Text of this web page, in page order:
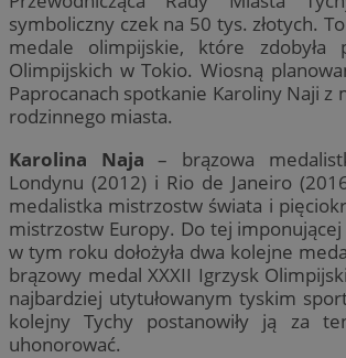
symboliczny czek na 50 tys. złotych.
medale olimpijskie, które zdobyła
Olimpijskich w Tokio. Wiosną
Paprocanach spotkanie Karoliny Naji z
rodzinnego miasta.
Karolina Naja– brązowa
Londynu (2012) i Rio de Janeiro
medalistka mistrzostw świata i
mistrzostw Europy. Do tej
w tym roku dołożyła dwa kolejne
brązowy medal XXXII Igrzysk
najbardziej utytułowanym tyskim
kolejny Tychy postanowiły ją za
uhonorować.